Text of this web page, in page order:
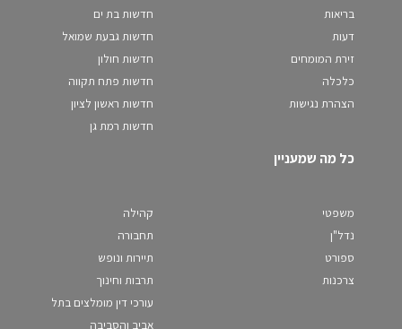
בריאות
דעות
זירת המומחים
כלכלה
הצהרת נגישות
חדשות בת ים
חדשות גבעת שמואל
חדשות חולון
חדשות פתח תקווה
חדשות ראשון לציון
חדשות רמת גן
כל מה שמעניין
משפטי
נדל"ן
ספורט
צרכנות
קהילה
תחבורה
תיירות ונופש
תרבות וחינוך
עורכי דין מומלצים בתל
אביב והסביבה